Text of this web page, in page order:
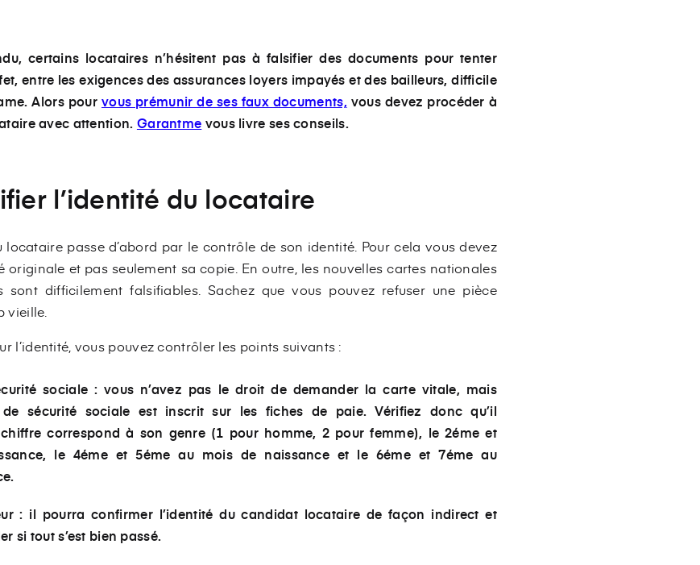
certains locataires n’hésitent pas à falsifier des documents pour tenter
entre les exigences des assurances loyers impayés et des bailleurs, difficile
Alors pour vous prémunir de ses faux documents,vous devez procéder à
avec attention. Garantme vous livre ses conseils.
l’identité du locataire
passe d’abord par le contrôle de son identité. Pour cela vous devez
originale et pas seulement sa copie. En outre, les nouvelles cartes nationales
sont difficilement falsifiables. Sachez que vous pouvez refuser une pièce
vieille.
l’identité, vous pouvez contrôler les points suivants :
sociale :vous n’avez pas le droit de demander la carte vitale, mais
sécurité sociale est inscrit sur les fiches de paie. Vérifiez donc qu’il
correspond à son genre (1 pour homme, 2 pour femme), le 2éme et
le 4éme et 5éme au mois de naissance et le 6éme et 7éme au
: il pourra confirmer l’identité du candidat locataire de façon indirect et
si tout s’est bien passé.